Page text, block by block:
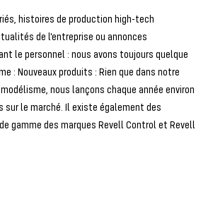
histoires de production high-tech
de l'entreprise ou annonces
le personnel : nous avons toujours quelque
: Nouveaux produits : Rien que dans notre
nous lançons chaque année environ
sur le marché. Il existe également des
gamme des marques Revell Control et Revell